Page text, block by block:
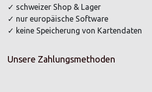
✓ schweizer Shop & Lager
✓ nur europäische Software
✓ keine Speicherung von Kartendaten
Unsere Zahlungsmethoden